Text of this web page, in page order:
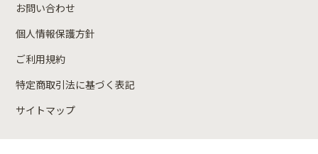
お問い合わせ
個人情報保護方針
ご利用規約
特定商取引法に基づく表記
サイトマップ